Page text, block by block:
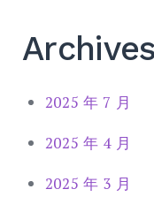
Archives
2025 年 7 月
2025 年 4 月
2025 年 3 月